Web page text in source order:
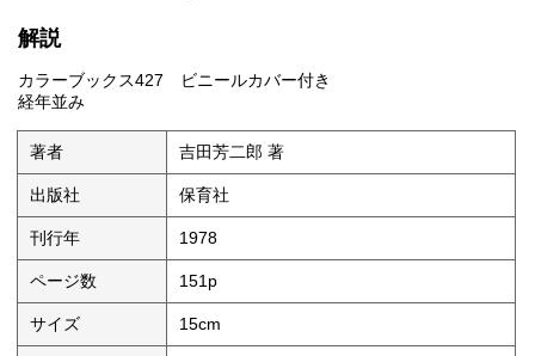
解説
カラーブックス427 ビニールカバー付き
経年並み
著者 吉田芳二郎 著
出版社 保育社
刊行年 1978
ページ数 151p
サイズ 15cm